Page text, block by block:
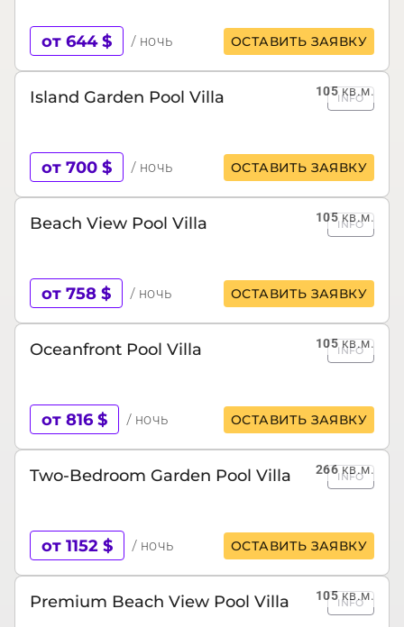
от 644 $ / ночь ОСТАВИТЬ ЗАЯВКУ
105кв.м.
Island Garden Pool Villa INFO
от 700 $ / ночь ОСТАВИТЬ ЗАЯВКУ
105кв.м.
Beach View Pool Villa INFO
от 758 $ / ночь ОСТАВИТЬ ЗАЯВКУ
105кв.м.
Oceanfront Pool Villa INFO
от 816 $ / ночь ОСТАВИТЬ ЗАЯВКУ
266кв.м.
Two-Bedroom Garden Pool Villa INFO
от 1152 $ / ночь ОСТАВИТЬ ЗАЯВКУ
105кв.м.
Premium Beach View Pool Villa INFO